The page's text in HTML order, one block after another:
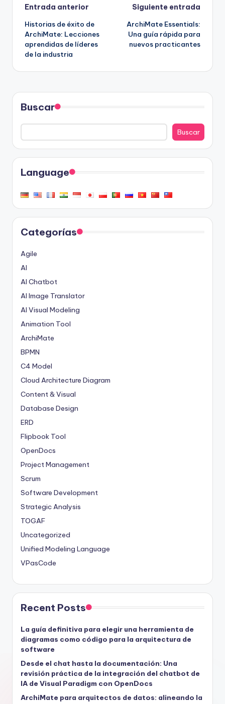
Navegación
de
entradas
Entrada anterior
Historias de éxito de
ArchiMate: Lecciones
aprendidas de líderes
de la industria
Siguiente entrada
ArchiMate Essentials:
Una guía rápida para
nuevos practicantes
Buscar
Buscar
Language
Categorías
Agile
AI
AI Chatbot
AI Image Translator
AI Visual Modeling
Animation Tool
ArchiMate
BPMN
C4 Model
Cloud Architecture Diagram
Content & Visual
Database Design
ERD
Flipbook Tool
OpenDocs
Project Management
Scrum
Software Development
Strategic Analysis
TOGAF
Uncategorized
Unified Modeling Language
VPasCode
Recent Posts
La guía definitiva para elegir una herramienta de
diagramas como código para la arquitectura de
software
Desde el chat hasta la documentación: Una
revisión práctica de la integración del chatbot de
IA de Visual Paradigm con OpenDocs
ArchiMate para arquitectos de datos: alineando la